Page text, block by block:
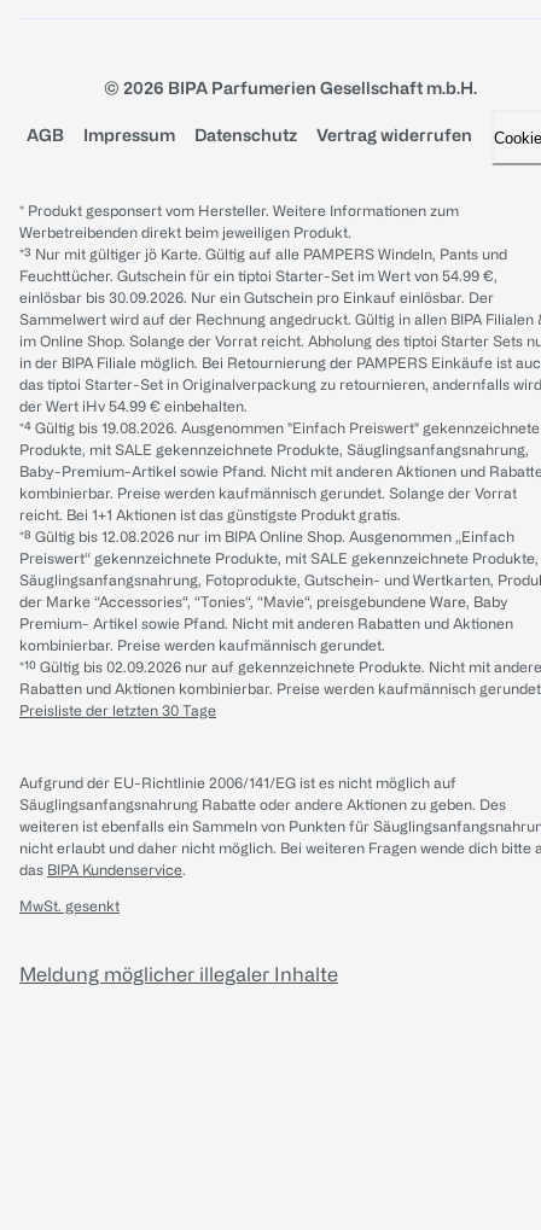
© 2026 BIPA Parfumerien Gesellschaft m.b.H.
AGB Impressum Datenschutz Vertrag widerrufen
* Produkt gesponsert vom Hersteller. Weitere Informationen zum
Werbetreibenden direkt beim jeweiligen Produkt.
*³ Nur mit gültiger jö Karte. Gültig auf alle PAMPERS Windeln, Pants und
Feuchttücher. Gutschein für ein tiptoi Starter-Set im Wert von 54.99 €,
einlösbar bis 30.09.2026. Nur ein Gutschein pro Einkauf einlösbar. Der
Sammelwert wird auf der Rechnung angedruckt. Gültig in allen BIPA Filialen
im Online Shop. Solange der Vorrat reicht. Abholung des tiptoi Starter Sets
in der BIPA Filiale möglich. Bei Retournierung der PAMPERS Einkäufe ist
das tiptoi Starter-Set in Originalverpackung zu retournieren, andernfalls wird
der Wert iHv 54.99 € einbehalten.
*⁴ Gültig bis 19.08.2026. Ausgenommen "Einfach Preiswert" gekennzeichnete
Produkte, mit SALE gekennzeichnete Produkte, Säuglingsanfangsnahrung,
Baby-Premium-Artikel sowie Pfand. Nicht mit anderen Aktionen und
kombinierbar. Preise werden kaufmännisch gerundet. Solange der Vorrat
reicht. Bei 1+1 Aktionen ist das günstigste Produkt gratis.
*⁸ Gültig bis 12.08.2026 nur im BIPA Online Shop. Ausgenommen „Einfach
Preiswert“ gekennzeichnete Produkte, mit SALE gekennzeichnete Produkte,
Säuglingsanfangsnahrung, Fotoprodukte, Gutschein- und Wertkarten,
der Marke “Accessories“, “Tonies“, “Mavie“, preisgebundene Ware, Baby
Premium- Artikel sowie Pfand. Nicht mit anderen Rabatten und Aktionen
kombinierbar. Preise werden kaufmännisch gerundet.
*¹⁰ Gültig bis 02.09.2026 nur auf gekennzeichnete Produkte. Nicht mit
Rabatten und Aktionen kombinierbar. Preise werden kaufmännisch
Preisliste der letzten 30 Tage
Aufgrund der EU-Richtlinie 2006/141/EG ist es nicht möglich auf
Säuglingsanfangsnahrung Rabatte oder andere Aktionen zu geben. Des
weiteren ist ebenfalls ein Sammeln von Punkten für
nicht erlaubt und daher nicht möglich. Bei weiteren Fragen wende dich bitte
das BIPA Kundenservice.
MwSt. gesenkt
Meldung möglicher illegaler Inhalte